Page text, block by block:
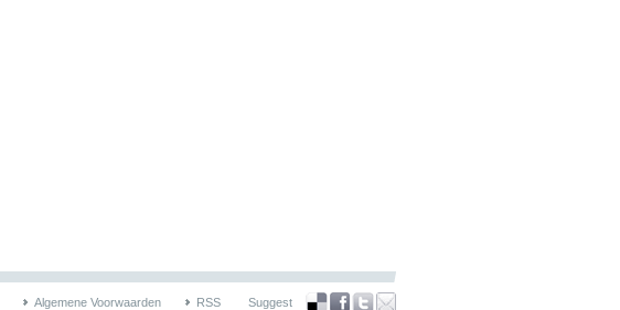
Algemene Voorwaarden RSS Suggest